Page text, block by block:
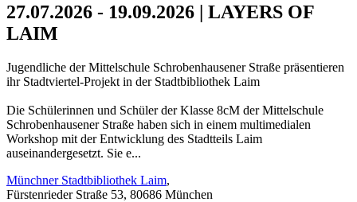
27.07.2026 - 19.09.2026 | LAYERS OF
LAIM
Jugendliche der Mittelschule Schrobenhausener Straße präsentieren
ihr Stadtviertel-Projekt in der Stadtbibliothek Laim
Die Schülerinnen und Schüler der Klasse 8cM der Mittelschule
Schrobenhausener Straße haben sich in einem multimedialen
Workshop mit der Entwicklung des Stadtteils Laim
auseinandergesetzt. Sie e...
Münchner Stadtbibliothek Laim,
Fürstenrieder Straße 53, 80686 München